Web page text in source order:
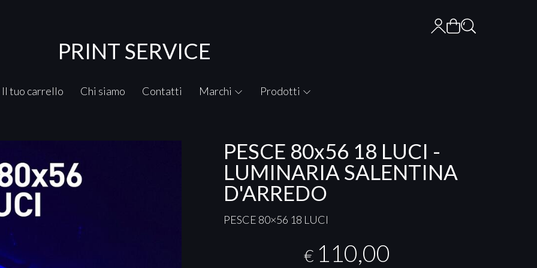
PRINT SERVICE
Il tuo carrello Chi siamo Contatti Marchi Prodotti
PESCE 80x56 18 LUCI -
LUMINARIA SALENTINA
D'ARREDO
PESCE 80×56 18 LUCI
€ 110,00